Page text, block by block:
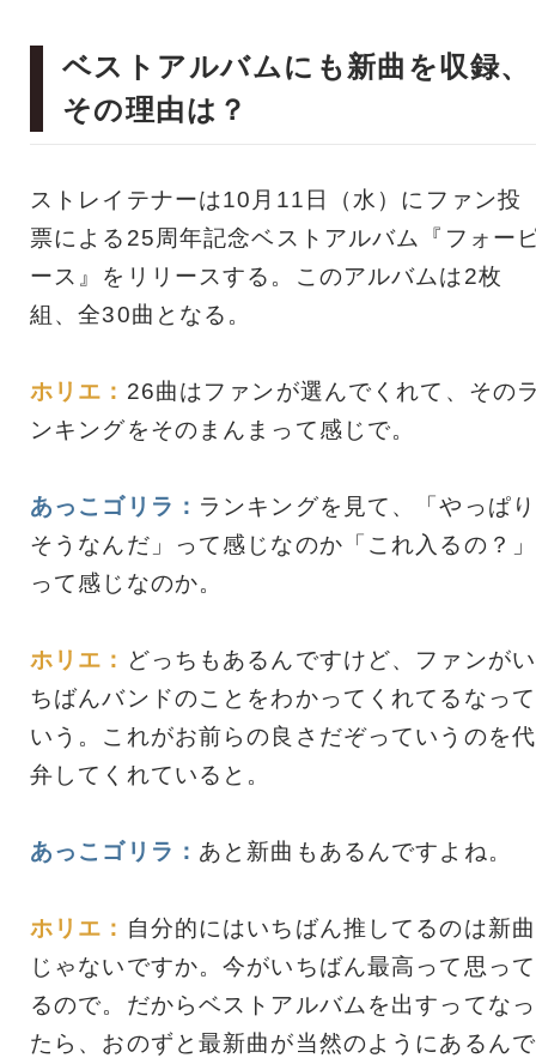
ベストアルバムにも新曲を収録、
その理由は？
ストレイテナーは10月11日（水）にファン投
票による25周年記念ベストアルバム『フォー
ース』をリリースする。このアルバムは2枚
組、全30曲となる。
ホリエ： 26曲はファンが選んでくれて、その
ンキングをそのまんまって感じで。
あっこゴリラ： ランキングを見て、「やっぱり
そうなんだ」って感じなのか「これ入るの？」
って感じなのか。
ホリエ： どっちもあるんですけど、ファンがい
ちばんバンドのことをわかってくれてるなって
いう。これがお前らの良さだぞっていうのを代
弁してくれていると。
あっこゴリラ： あと新曲もあるんですよね。
ホリエ： 自分的にはいちばん推してるのは新曲
じゃないですか。今がいちばん最高って思って
るので。だからベストアルバムを出すってなっ
たら、おのずと最新曲が当然のようにあるんで